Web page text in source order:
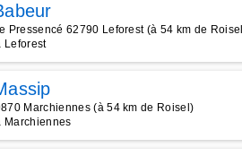
Pressencé 62790 Leforest (à 54 km de
Leforest
Marchiennes (à 54 km de Roisel)
Marchiennes